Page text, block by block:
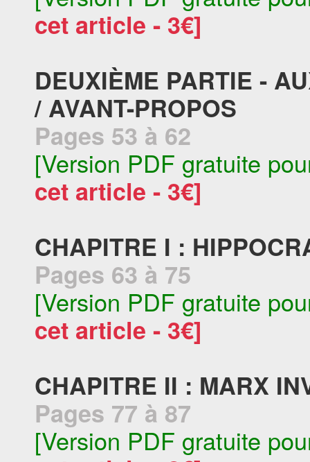
cet article - 3€]
DEUXIÈME PARTIE -
/ AVANT-PROPOS
Pages 53 à 62
[Version PDF gratuite
cet article - 3€]
CHAPITRE I :
Pages 63 à 75
[Version PDF gratuite
cet article - 3€]
CHAPITRE II : MARX
Pages 77 à 87
[Version PDF gratuite